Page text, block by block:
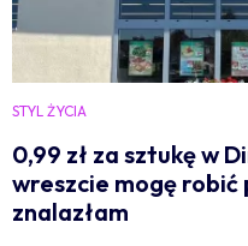
STYL ŻYCIA
0,99 zł za sztukę w
wreszcie mogę
znalazłam